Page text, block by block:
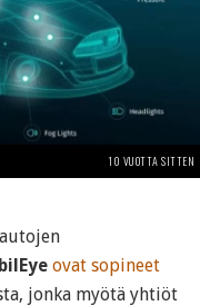
10 VUOTTA SITTEN
ovat sopineet
jonka myötä yhtiöt